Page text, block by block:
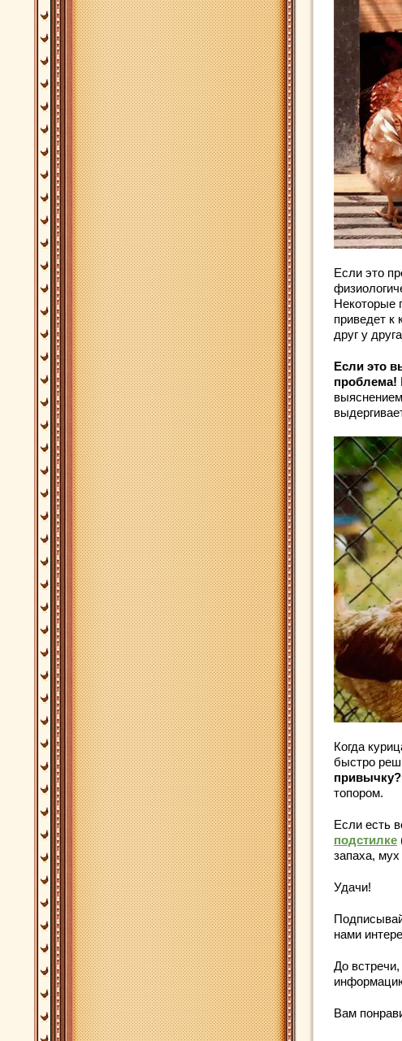
Если это
Некоторые
приведет к
друг у
Если это
проблема!
Когда
быстро
привычку?
топором.
Если есть
подстилке
запаха, мух
Удачи!
нами
До
Вам